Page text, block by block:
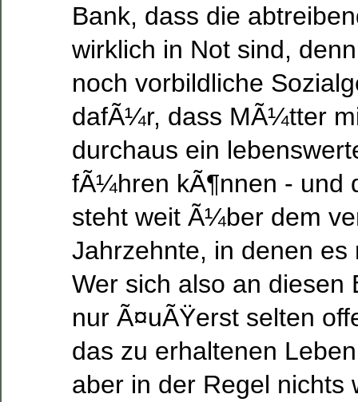
Bank, dass die
wirklich in Not sind,
noch vorbildliche
dafÃ¼r, dass MÃ¼tter
durchaus ein
fÃ¼hren kÃ¶nnen - und
steht weit Ã¼ber dem
Jahrzehnte, in denen es
Wer sich also an diesen
nur Ã¤uÃŸerst selten
das zu erhaltenen
aber in der Regel nichts